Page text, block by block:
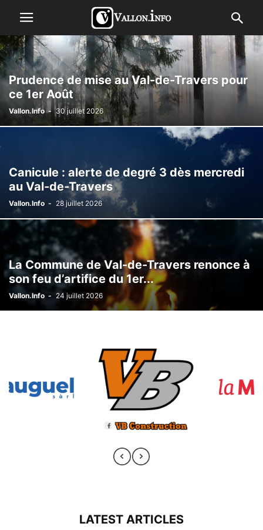
Prudence de mise au Val-de-Travers pour
ce 1er Août
Vallon.Info - 30 juillet 2026
Canicule : alerte de degré 3 dès mercredi
au Val-de-Travers
Vallon.Info - 28 juillet 2026
La Commune de Val-de-Travers renonce à
son feu d’artifice du 1er...
Vallon.Info - 24 juillet 2026
LATEST ARTICLES